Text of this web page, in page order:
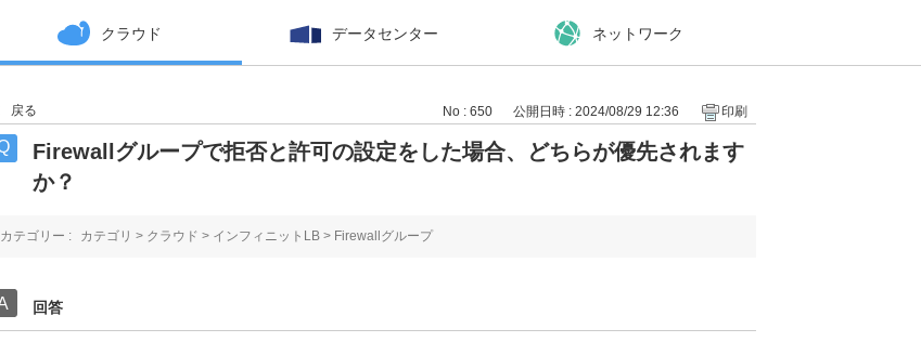
クラウド データセンター ネットワーク
戻る No : 650 公開日時 : 2024/08/29 12:36 印刷
Firewallグループで拒否と許可の設定をした場合、どちらが優先されます
か？
カテゴリー : カテゴリ > クラウド > インフィニットLB> Firewallグループ
回答